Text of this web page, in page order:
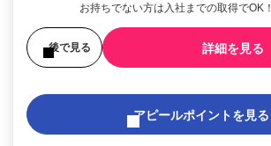
お持ちでない方は入社までの取得でOK！
後で見る 詳細を見る
アピールポイントを見る